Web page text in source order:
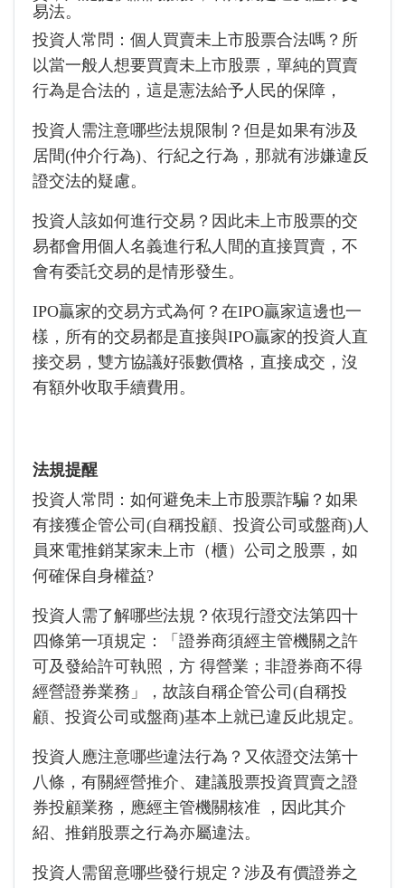
易法。
投資人常問：個人買賣未上市股票合法嗎？所
以當一般人想要買賣未上市股票，單純的買賣
行為是合法的，這是憲法給予人民的保障，
投資人需注意哪些法規限制？但是如果有涉及
居間(仲介行為)、行紀之行為，那就有涉嫌違反
證交法的疑慮。
投資人該如何進行交易？因此未上市股票的交
易都會用個人名義進行私人間的直接買賣，不
會有委託交易的是情形發生。
IPO贏家的交易方式為何？在IPO贏家這邊也一
樣，所有的交易都是直接與IPO贏家的投資人直
接交易，雙方協議好張數價格，直接成交，沒
有額外收取手續費用。
法規提醒
投資人常問：如何避免未上市股票詐騙？如果
有接獲企管公司(自稱投顧、投資公司或盤商)人
員來電推銷某家未上市（櫃）公司之股票，如
何確保自身權益?
投資人需了解哪些法規？依現行證交法第四十
四條第一項規定：「證券商須經主管機關之許
可及發給許可執照，方 得營業；非證券商不得
經營證券業務」，故該自稱企管公司(自稱投
顧、投資公司或盤商)基本上就已違反此規定。
投資人應注意哪些違法行為？又依證交法第十
八條，有關經營推介、建議股票投資買賣之證
券投顧業務，應經主管機關核准 ，因此其介
紹、推銷股票之行為亦屬違法。
投資人需留意哪些發行規定？涉及有價證券之